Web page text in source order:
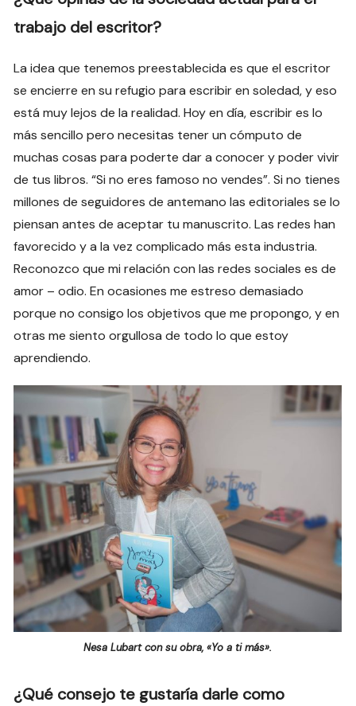
trabajo del escritor?
La idea que tenemos preestablecida es que el escritor
se encierre en su refugio para escribir en soledad, y eso
está muy lejos de la realidad. Hoy en día, escribir es lo
más sencillo pero necesitas tener un cómputo de
muchas cosas para poderte dar a conocer y poder vivir
de tus libros. “Si no eres famoso no vendes”. Si no tienes
millones de seguidores de antemano las editoriales se lo
piensan antes de aceptar tu manuscrito. Las redes han
favorecido y a la vez complicado más esta industria.
Reconozco que mi relación con las redes sociales es de
amor – odio. En ocasiones me estreso demasiado
porque no consigo los objetivos que me propongo, y en
otras me siento orgullosa de todo lo que estoy
aprendiendo.
Nesa Lubart con su obra, «Yo a ti más».
¿Qué consejo te gustaría darle como